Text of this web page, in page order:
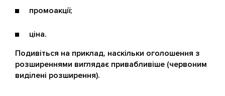
промоакції;
ціна.
Подивіться на приклад, наскільки оголошення з
розширеннями виглядає привабливіше (червоним
виділені розширення).